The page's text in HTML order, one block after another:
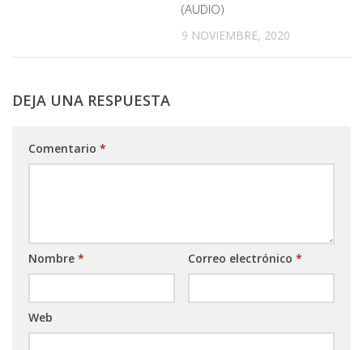
(AUDIO)
9 NOVIEMBRE, 2020
DEJA UNA RESPUESTA
Comentario *
Nombre * Correo electrónico *
Web